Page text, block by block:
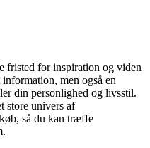
fristed for inspiration og viden
men også en
din personlighed og livsstil.
store univers af
så du kan træffe